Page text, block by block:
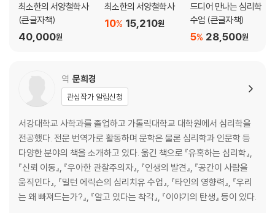
메리 애인스워스와 낯선 상황: 애착에 대한 다른 접근법
앨버트 엘리스: 새로운 유형의 심리 치료 창시자
앨버트 반두라: 다른 사람들을 관찰하면서 배우기
로젠한 실험: 건강한 사람이 정신 장애 환자들 사이에 있으면 어떻게 될
스탠리 밀그램: 대단히 충격적인 심리학자
필립 짐바르도: 교도소를 만든 연구자
제3장 세상을 이해하는 심리학
게슈탈트심리학: 행동과 마음을 전체로 보기
꿈: 빛이 사라질 때 나타나는 것
스트레스: 압박감의 과학
최소한의 서양철학사
(큰글자책)
40,000원
최소한의 서양철학사
15,210원
10%
드디어 만나는 심리학
수업 (큰글자책)
28,500원
5%
역 문희경
관심작가 알림신청
서강대학교 사학과를 졸업하고 가톨릭대학교 대학원에서 심리학을
전공했다. 전문 번역가로 활동하며 문학은 물론 심리학과 인문학 등
다양한 분야의 책을 소개하고 있다. 옮긴 책으로 『유혹하는 심리학』,
『신뢰 이동』, 『우아한 관찰주의자』, 『인생의 발견』, 『공간이 사람을
움직인다』, 『밀턴 에릭슨의 심리치유 수업』, 『타인의 영향력』, 『우리
는 왜 빠져드는가?』, 『알고 있다는 착각』, 『이야기의 탄생』 등이 있다.